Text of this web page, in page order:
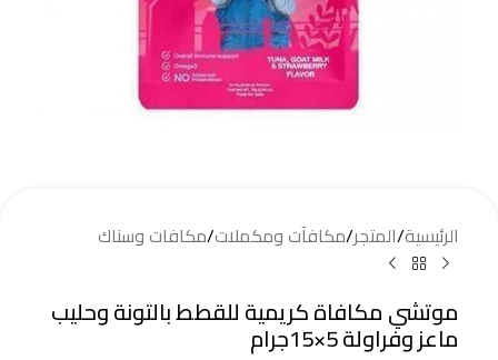
الرئيسية/المتجر/مكافآت ومكملات/مكافات وسناك
موتشي مكافاة كريمية للقطط بالتونة وحليب
ماعز وفراولة 5×15جرام